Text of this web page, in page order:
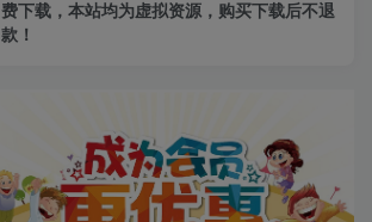
费下载，本站均为虚拟资源，购买下载后不退
款！